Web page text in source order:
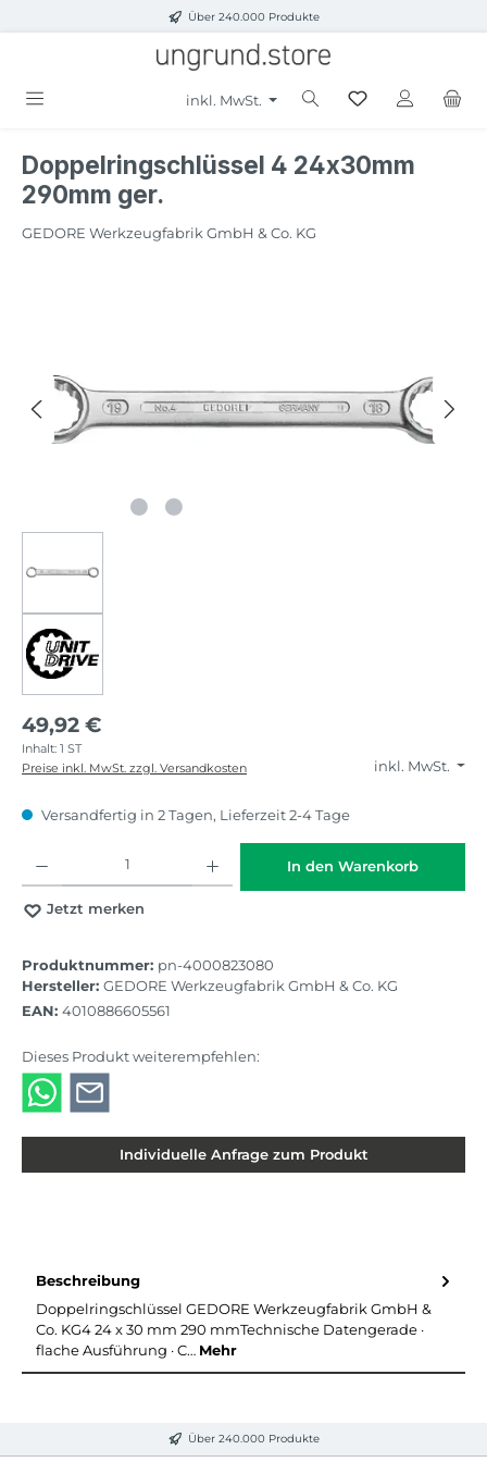
Zum Hauptinhalt springenÜber 240.000 Produkte
inkl. MwSt.
Doppelringschlüssel 4 24x30mm
290mm ger.
GEDORE Werkzeugfabrik GmbH & Co. KG
49,92 €
Inhalt: 1 ST
inkl. MwSt.
Preise inkl. MwSt. zzgl. Versandkosten
Versandfertig in 2 Tagen, Lieferzeit 2-4 Tage
In den Warenkorb
Jetzt merken
Produktnummer: pn-4000823080
Hersteller: GEDORE Werkzeugfabrik GmbH & Co. KG
EAN: 4010886605561
Dieses Produkt weiterempfehlen:
Individuelle Anfrage zum Produkt
Beschreibung
Doppelringschlüssel GEDORE Werkzeugfabrik GmbH &
Co. KG4 24 x 30 mm 290 mmTechnische Datengerade ·
flache Ausführung · C… Mehr
Über 240.000 Produkte